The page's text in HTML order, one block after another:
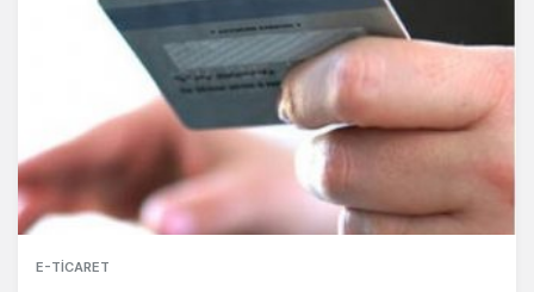
E-TICARET